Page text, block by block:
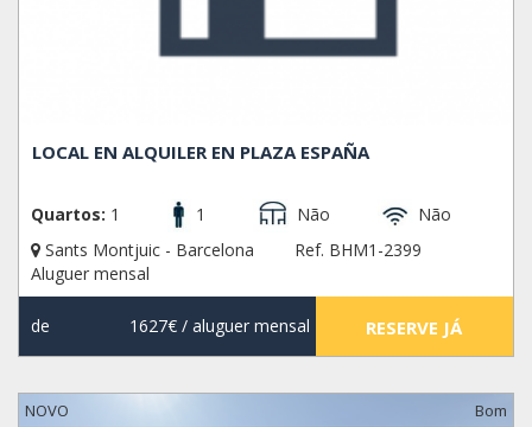
LOCAL EN ALQUILER EN PLAZA ESPAÑA
Quartos: 1 1 Não
Não
Sants Montjuic - Barcelona
Ref. BHM1-2399
Aluguer mensal
de 1627€/ aluguer mensal RESERVE JÁ
NOVO Bom